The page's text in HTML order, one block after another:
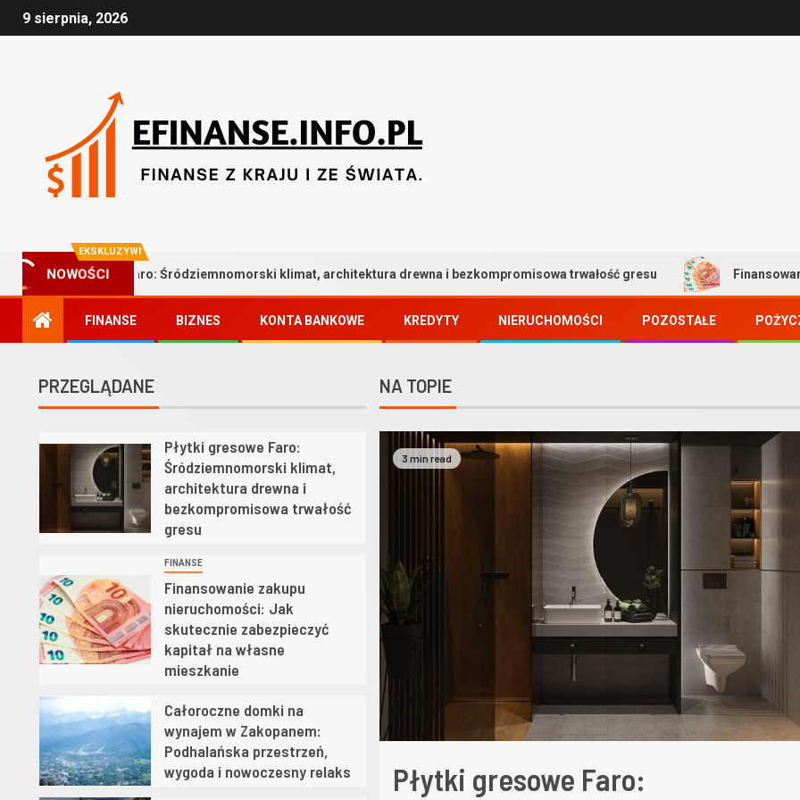
9 sierpnia, 2026
EKSKLUZYWNE
NOWOŚCI
Faro: Śródziemnomorski klimat, architektura drewna i bezkompromisowa trwałość gresu Finansowanie zakupu
FINANSE BIZNES KONTA BANKOWE KREDYTY NIERUCHOMOŚCI POZOSTAŁE
PRZEGLĄDANE
Płytki gresowe Faro:
Śródziemnomorski klimat,
architektura drewna i
bezkompromisowa trwałość
gresu
2
FINANSE
Finansowanie zakupu
nieruchomości: Jak
skutecznie zabezpieczyć
kapitał na własne
mieszkanie
3
Całoroczne domki na
wynajem w Zakopanem:
Podhalańska przestrzeń,
wygoda i nowoczesny relaks
NA TOPIE
3 min read
Płytki gresowe Faro: